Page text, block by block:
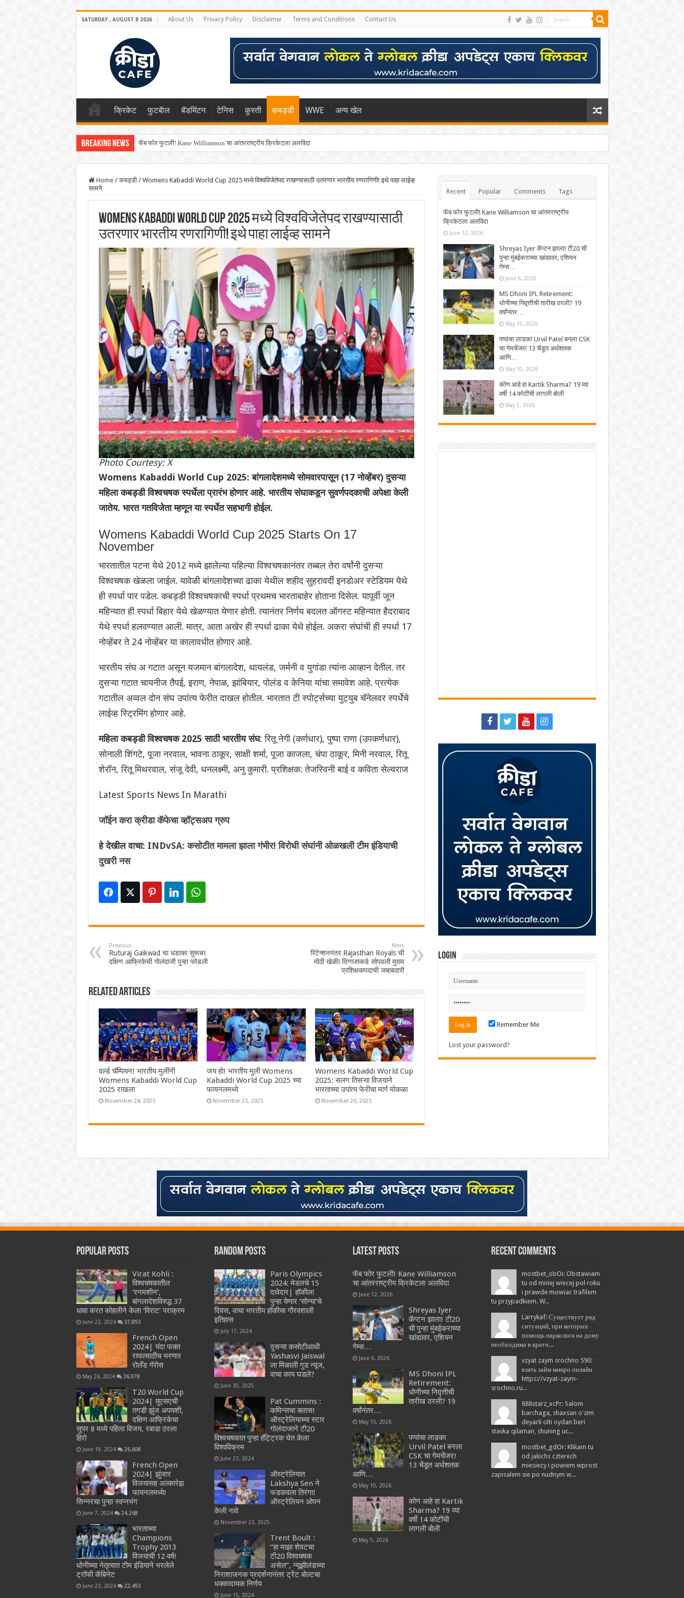
SATURDAY , AUGUST 8 2026 About Us Privacy Policy Disclaimer Terms and Conditions Contact Us
क्रिकेट फुटबॅाल बॅडमिंटन टेनिस कुस्ती कबड्डी WWE अन्य खेल
Breaking News फॅब फोर फुटली! Kane Williamson चा आंतरराष्ट्रीय क्रिकेटला अलविदा
Home / कबड्डी / Womens Kabaddi World Cup 2025 मध्ये विश्वविजेतेपद राखण्यासाठी उतरणार भारतीय रणरागिणी! इथे पाहा लाईव्ह
सामने
Womens Kabaddi World Cup 2025 मध्ये विश्वविजेतेपद राखण्यासाठी
उतरणार भारतीय रणरागिणी! इथे पाहा लाईव्ह सामने
Photo Courtesy: X
Womens Kabaddi World Cup 2025: बांगलादेशमध्ये सोमवारपासून (17 नोव्हेंबर) दुसऱ्या
महिला कबड्डी विश्वचषक स्पर्धेला प्रारंभ होणार आहे. भारतीय संघाकडून सुवर्णपदकाची अपेक्षा केली
जातेय. भारत गतविजेता म्हणून या स्पर्धेत सहभागी होईल.
Womens Kabaddi World Cup 2025 Starts On 17
November
भारतातील पटना येथे 2012 मध्ये झालेल्या पहिल्या विश्वचषकानंतर तब्बल तेरा वर्षांनी दुसऱ्या
विश्वचषक खेळला जाईल. यावेळी बांगलादेशच्या ढाका येथील शहीद सुहरावर्दी इनडोअर स्टेडियम येथे
ही स्पर्धा पार पडेल. कबड्डी विश्वचषकाची स्पर्धा प्रथमच भारताबाहेर होताना दिसेल. यापूर्वी जून
महिन्यात ही स्पर्धा बिहार येथे खेळण्यात येणार होती. त्यानंतर निर्णय बदलत ऑगस्ट महिन्यात हैदराबाद
येथे स्पर्धा हलवण्यात आली. मात्र, आता अखेर ही स्पर्धा ढाका येथे होईल. अकरा संघांची ही स्पर्धा 17
नोव्हेंबर ते 24 नोव्हेंबर या कालावधीत होणार आहे.
भारतीय संघ अ गटात असून यजमान बांगलादेश, थायलंड, जर्मनी व युगांडा त्यांना आव्हान देतील. तर
दुसऱ्या गटात चायनीज तैपई, इराण, नेपाळ, झांबियार, पोलंड व केनिया यांचा समावेश आहे. प्रत्येक
गटातील अव्वल दोन संघ उपांत्य फेरीत दाखल होतील. भारतात टी स्पोर्ट्सच्या युट्युब चॅनेलवर स्पर्धेचे
लाईव्ह स्ट्रिमिंग होणार आहे.
महिला कबड्डी विश्वचषक 2025 साठी भारतीय संघ: रितू नेगी (कर्णधार), पुष्पा राणा (उपकर्णधार),
सोनाली शिंगटे, पूजा नरवाल, भावना ठाकूर, साक्षी शर्मा, पूजा काजला, चंपा ठाकूर, मिनी नरवाल, रितू
शेरॉन, रितू मिथरवाल, संजू देवी, धनलक्ष्मी, अनु कुमारी. प्रशिक्षक: तेजस्विनी बाई व कविता सेल्वराज
Latest Sports News In Marathi
जॉईन करा क्रीडा कॅफेचा व्हॉट्सअप ग्रुप
हे देखील वाचा: INDvSA: कसोटीत मामला झाला गंभीर! विरोधी संघांनी ओळखली टीम इंडियाची
दुखरी नस
Previous
Ruturaj Gaikwad चा धडाका सुरूच!
दक्षिण आफ्रिकेची गोलंदाजी पुन्हा फोडली
Next
रिटेन्शननंतर Rajasthan Royals ची
मोठी खेळी! दिग्गजाकडे सोपवली मुख्य
प्रशिक्षकपदाची जबाबदारी
Related Articles
वर्ल्ड चॅम्पियन! भारतीय मुलींनी
Womens Kabaddi World Cup
2025 राखला
November 24, 2025
जय हो! भारतीय मुली Womens
Kabaddi World Cup 2025 च्या
फायनलमध्ये
November 23, 2025
Womens Kabaddi World Cup
2025: सलग तिसऱ्या विजयाने
भारताच्या उपांत्य फेरीचा मार्ग मोकळा
November 20, 2025
Recent Popular Comments Tags
फॅब फोर फुटली! Kane Williamson चा आंतरराष्ट्रीय
क्रिकेटला अलविदा
June 12, 2026
Shreyas Iyer कॅप्टन झाला! टी20 ची
पुन्हा मुंबईकराच्या खांद्यावर, एशियन
गेम्स…
June 6, 2026
MS Dhoni IPL Retirement:
धोनीच्या निवृत्तीची तारीख ठरली? 19
वर्षांनंतर…
May 15, 2026
पप्पांचा लाडका Urvil Patel बनला CSK
चा गेमचेंजर! 13 चेंडूत अर्धशतक
आणि…
May 10, 2026
कोण आहे हा Kartik Sharma? 19 व्या
वर्षी 14 कोटींची लागली बोली
May 5, 2026
Login
Remember Me
Lost your password?
Popular Posts
Virat Kohli :
विश्वचषकातील
‘रनमशीन’,
बांगलादेशविरुद्ध 37
धावा करत कोहलीने केला ‘विराट’ पराक्रम
June 22, 2024 37,893
French Open
2024| यंदा फक्त
राफासाठीच भरणार
रोलॅंड गॅरोस
May 26, 2024 36,978
T20 World Cup
2024| युएसएची
तगडी झुंज अपयशी,
दक्षिण आफ्रिकेचा
सुपर 8 मध्ये पहिला विजय, रबाडा ठरला
हिरो
June 19, 2024 26,608
French Open
2024| झुंजार
विजयासह अल्कारेझ
फायनलमध्ये!
सिन्नरचा पुन्हा स्वप्नभंग
June 7, 2024 24,268
भारताच्या
Champions
Trophy 2013
विजयाची 12 वर्ष!
धोनीच्या नेतृत्वात टीम इंडियाने भरलेले
ट्रॉफी कॅबिनेट
June 23, 2024 22,493
Random Posts
Paris Olympics
2024: मेडलचे 15
दावेदार| हॉकीला
पुन्हा येणार ‘सोन्या’चे
दिवस, वाचा भारतीय हॉकीचा गौरवशाली
इतिहास
July 17, 2024
दुसऱ्या कसोटीआधी
Yashasvi Jaiswal
ला मिळाली गुड न्यूज,
वाचा काय घडले?
June 30, 2025
Pat Cummins :
कमिन्सचा क्लास!
ऑस्ट्रेलियाच्या स्टार
गोलंदाजाने टी20
विश्वचषकात पुन्हा हॅट्ट्रिक घेत केला
विश्वविक्रम
June 23, 2024
ऑस्ट्रेलियात
Lakshya Sen ने
फडकवला तिरंगा!
ऑस्ट्रेलियन ओपन
केली नावे
November 23, 2025
Trent Boult :
“हा माझा शेवटचा
टी20 विश्वचषक
असेल”, न्यूझीलंडच्या
निराशाजनक प्रदर्शनानंतर ट्रेंट बोल्टचा
धक्कादायक निर्णय
June 15, 2024
Latest Posts
फॅब फोर फुटली! Kane Williamson
चा आंतरराष्ट्रीय क्रिकेटला अलविदा
June 12, 2026
Shreyas Iyer
कॅप्टन झाला! टी20
ची पुन्हा मुंबईकराच्या
खांद्यावर, एशियन
गेम्स…
June 6, 2026
MS Dhoni IPL
Retirement:
धोनीच्या निवृत्तीची
तारीख ठरली? 19
वर्षांनंतर…
May 15, 2026
पप्पांचा लाडका
Urvil Patel बनला
CSK चा गेमचेंजर!
13 चेंडूत अर्धशतक
आणि…
May 10, 2026
कोण आहे हा Kartik
Sharma? 19 व्या
वर्षी 14 कोटींची
लागली बोली
May 5, 2026
Recent Comments
mostbet_obOi: Obstawiam
tu od mniej wiecej pol roku
i prawde mowiac trafilem
tu przypadkiem. W...
Larrykaf: Существует ряд
ситуаций, при которых
помощь нарколога на дому
необходима в кратч...
vzyat zaym srochno 590:
взять займ микро онлайн
https://vzyat-zaym-
srochno.ru...
888starz_xcPr: Salom
barchaga, shaxsan o'zim
deyarli olti oydan beri
stavka qilaman, shuning uc...
mostbet_gdOr: Klikam tu
od jakichs czterech
miesiecy i powiem wprost
zapisalem sie po nudnym w...